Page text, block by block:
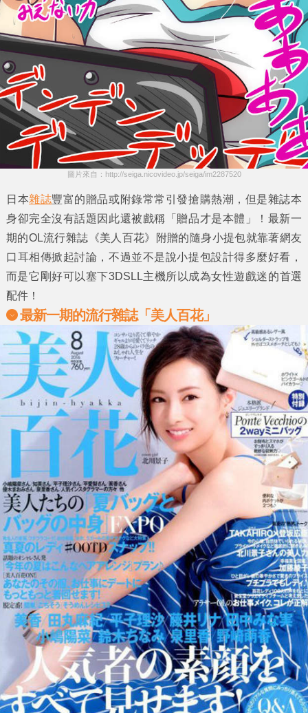
圖片來自：http://seiga.nicovideo.jp/seiga/im2287520
日本雜誌豐富的贈品或附錄常常引發搶購熱潮，但是雜誌本
身卻完全沒有話題因此還被戲稱 「贈品才是本體」
！最新一
期的OL流行雜誌 《美人百花》 附贈的隨身小提包就靠著網友
口耳相傳掀起討論，不過並不是說小提包設計得多麼好看，
而是它剛好可以塞下3DSLL主機所以成為女性遊戲迷的首選
配件！
最新一期的流行雜誌「美人百花」